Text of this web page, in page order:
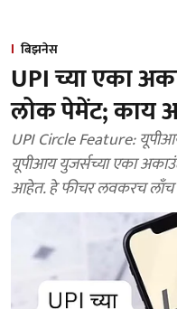
बिझनेस
UPI च्या एका
लोक पेमेंट; काय
UPI Circle Feature:
यूपीआय युजर्सच्या एका
आहेत. हे फीचर लवकरच लाँच